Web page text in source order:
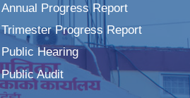
Annual Progress Report
Trimester Progress Report
Public Hearing
Public Audit